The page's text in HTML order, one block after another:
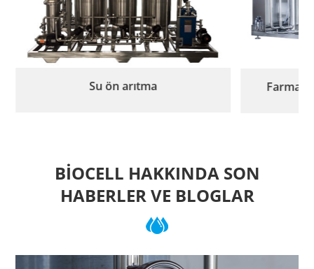
Farmasötik ters ozmoz sistemi
BIOCELL HAKKINDA SON
HABERLER VE BLOGLAR